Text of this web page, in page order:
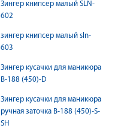
Зингер книпсер малый SLN-
602
зингер книпсер малый sln-
603
Зингер кусачки для маникюра
B-188 (450)-D
Зингер кусачки для маникюра
ручная заточка B-188 (450)-S-
SH